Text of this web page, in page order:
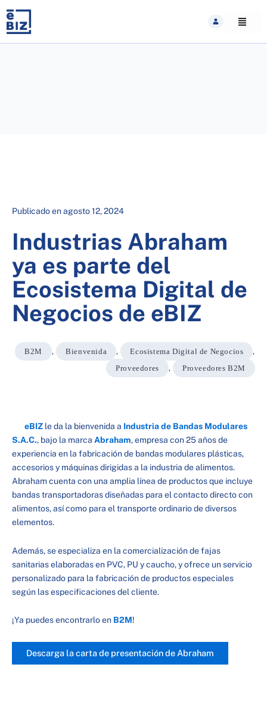
content
Publicado enagosto 12, 2024
Industrias Abraham
ya es parte del
Ecosistema Digital de
Negocios de eBIZ
B2M , Bienvenida , Ecosistema Digital de Negocios
,
Proveedores
, Proveedores B2M
eBIZ le da la bienvenida a Industria de Bandas Modulares
S.A.C., bajo la marca Abraham, empresa con 25 años de
experiencia en la fabricación de bandas modulares plásticas,
accesorios y máquinas dirigidas a la industria de alimentos.
Abraham cuenta con una amplia línea de productos que incluye
bandas transportadoras diseñadas para el contacto directo con
alimentos, así como para el transporte ordinario de diversos
elementos.
Además, se especializa en la comercialización de fajas
sanitarias elaboradas en PVC, PU y caucho, y ofrece un servicio
personalizado para la fabricación de productos especiales
según las especificaciones del cliente.
¡Ya puedes encontrarlo en B2M!
Descarga la carta de presentación de Abraham